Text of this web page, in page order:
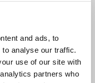
and ads, to
analyse our traffic.
use of our site with
partners who